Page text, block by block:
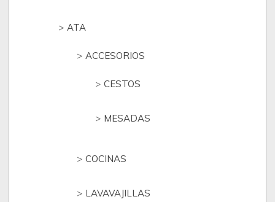
ATA
ACCESORIOS
CESTOS
MESADAS
COCINAS
LAVAVAJILLAS